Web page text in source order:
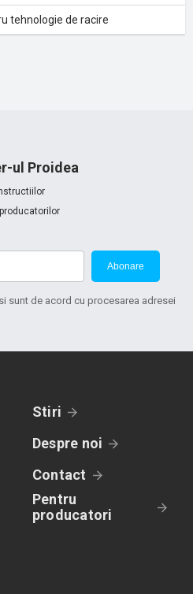
tehnologie de racire
ul Proidea
Abonare
sunt de acord cu procesarea adresei
Stiri
Despre noi
Contact
Pentru
producatori